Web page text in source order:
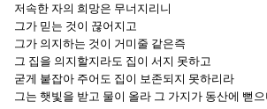
저속한 자의 희망은 무너지리니
그가 믿는 것이 끊어지고
그가 의지하는 것이 거미줄 같은즉
그 집을 의지할지라도 집이 서지 못하고
굳게 붙잡아 주어도 집이 보존되지 못하리라
그는 햇빛을 받고 물이 올라 그 가지가 동산에 뻗으